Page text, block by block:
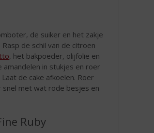
de suiker en het zakje
de schil van de citroen
, het bakpoeder, olijfolie en
in stukjes en roer
de cake afkoelen. Roer
met wat rode besjes en
Ruby